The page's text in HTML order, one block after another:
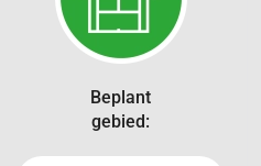
Beplant
gebied: